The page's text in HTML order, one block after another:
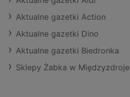
Aktualne gazetki Action
Aktualne gazetki Dino
Aktualne gazetki Biedronka
Sklepy Żabka w Międzyzdroje